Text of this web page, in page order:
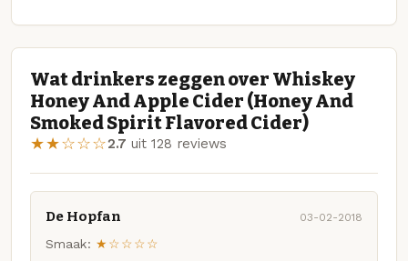
Wat drinkers zeggen over Whiskey
Honey And Apple Cider (Honey And
Smoked Spirit Flavored Cider)
★★☆☆☆2.7 uit 128 reviews
De Hopfan 03-02-2018
Smaak: ★☆☆☆☆